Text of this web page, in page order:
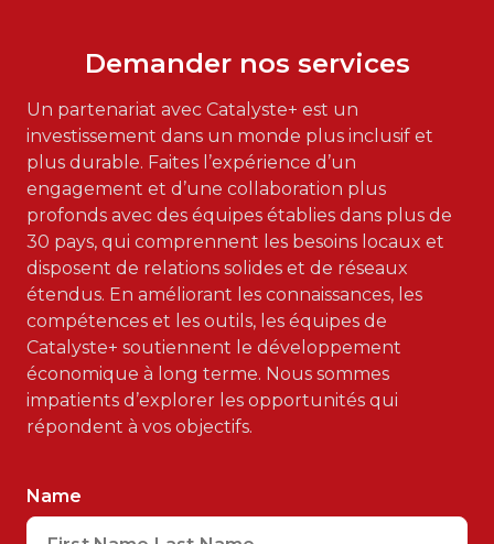
Demander nos services
Un partenariat avec Catalyste+ est un
investissement dans un monde plus inclusif et
plus durable. Faites l’expérience d’un
engagement et d’une collaboration plus
profonds avec des équipes établies dans plus de
30 pays, qui comprennent les besoins locaux et
disposent de relations solides et de réseaux
étendus. En améliorant les connaissances, les
compétences et les outils, les équipes de
Catalyste+ soutiennent le développement
économique à long terme. Nous sommes
impatients d’explorer les opportunités qui
répondent à vos objectifs.
Name